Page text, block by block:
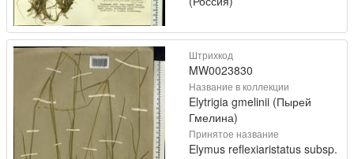
Штрихкод
MW0023830
Название в коллекции
Elytrigia gmelinii (Пырей
Гмелина)
Принятое название
Elymus reflexiaristatus subsp.